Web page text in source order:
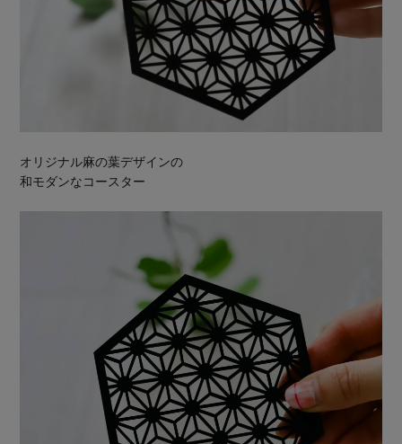
オリジナル麻の葉デザインの
和モダンなコースター